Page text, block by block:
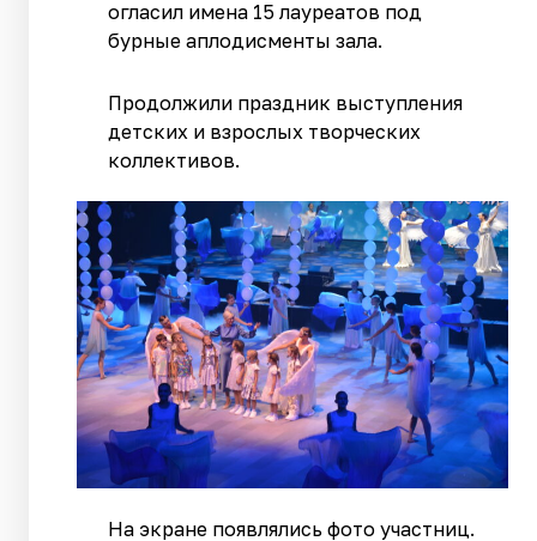
огласил имена 15 лауреатов под
бурные аплодисменты зала.
Продолжили праздник выступления
детских и взрослых творческих
коллективов.
На экране появлялись фото участниц.